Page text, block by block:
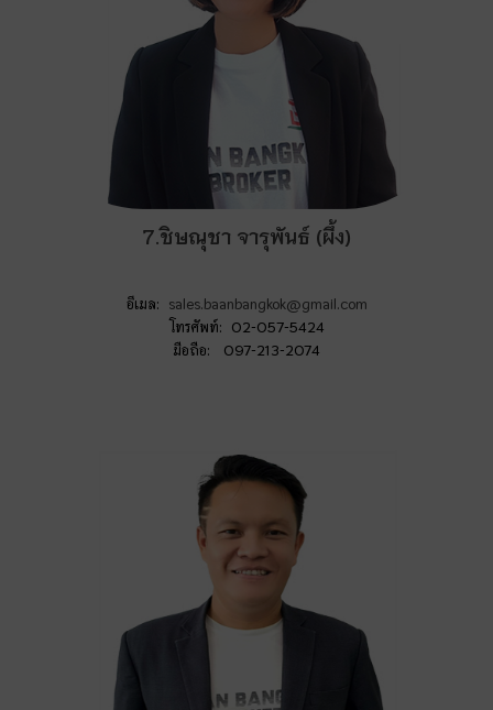
7.ชิษณุชา จารุพันธ์ (ผึ้ง)
อีเมล: sales.baanbangkok@gmail.com
โทรศัพท์: 02-057-5424
มือถือ: 097-213-2074